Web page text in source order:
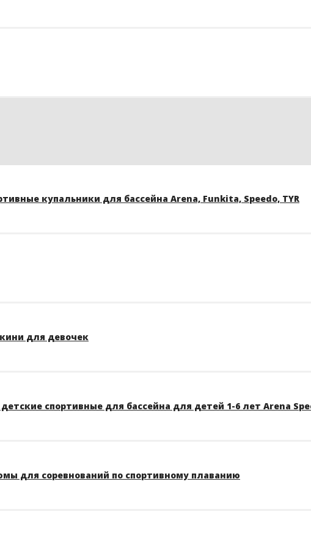
купальники для бассейна Arena, Funkita, Speedo, TYR
для девочек
спортивные для бассейна для детей 1-6 лет Arena
для соревнований по спортивному плаванию